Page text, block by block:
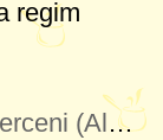
regim
(AlynaBerceni743)